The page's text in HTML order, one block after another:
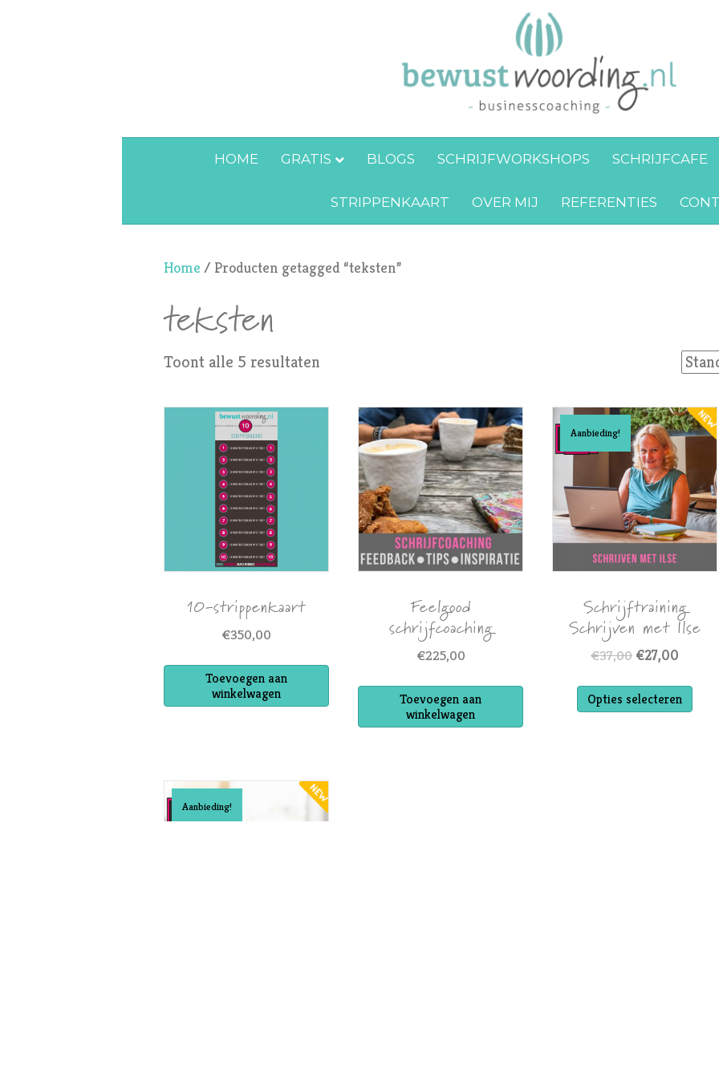
HOME GRATIS BLOGS SCHRIJFWORKSHOPS SCHRIJFCAFE
STRIPPENKAART OVER MIJ REFERENTIES
Home / Producten getagged “teksten”
teksten
Toont alle 5 resultaten
10-strippenkaart
€350,00
Toevoegen aan
winkelwagen
Feelgood
schrijfcoaching
€225,00
Toevoegen aan
winkelwagen
Aanbieding!
Schrijftraining
Schrijven met Ilse
€37,00 €27,00
Opties selecteren
Aanbieding!